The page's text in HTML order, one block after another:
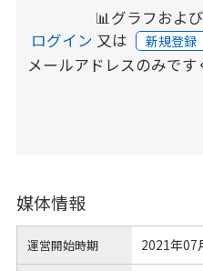
📊グラフおよ
ログイン 又は 新規登録
メールアドレスのみです
媒体情報
運営開始時期 2021年07